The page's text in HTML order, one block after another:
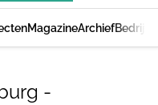
MagazineArchief
-